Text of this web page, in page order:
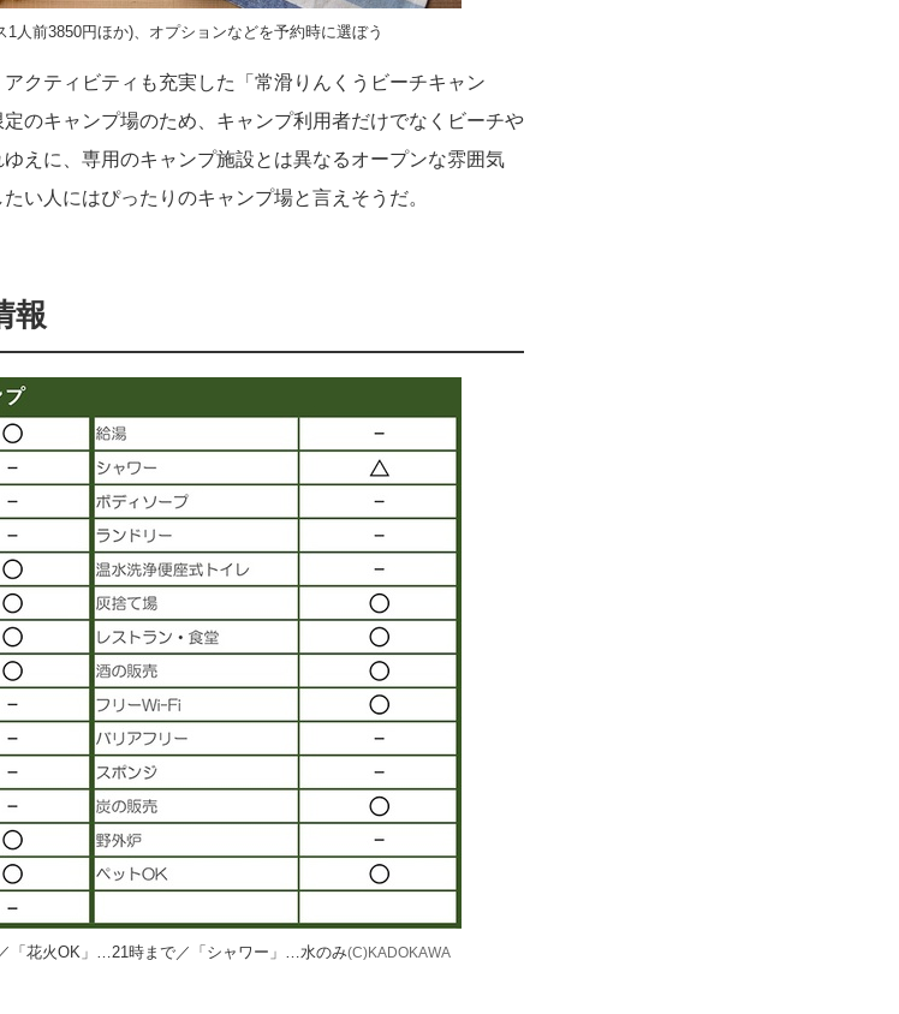
人前3850円ほか)、オプションなどを予約時に選ぼう
クティビティも充実した「常滑りんくうビーチキャン
のキャンプ場のため、キャンプ利用者だけでなくビーチや
えに、専用のキャンプ施設とは異なるオープンな雰囲気
い人にはぴったりのキャンプ場と言えそうだ。
報
「花火OK」…21時まで／「シャワー」…水のみ(C)KADOKAWA